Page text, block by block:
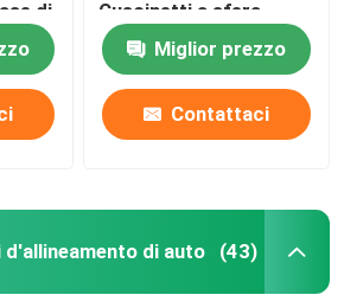
di
Cuscinetti a sfera
Miglior prezzo
Contattaci
di auto (43)